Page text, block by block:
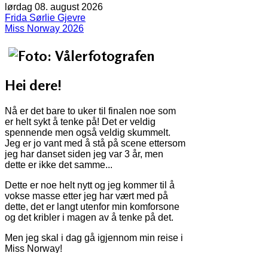
lørdag 08. august 2026
Frida Sørlie Gjevre
Miss Norway 2026
Hei dere!
Nå er det bare to uker til finalen noe som
er helt sykt å tenke på! Det er veldig
spennende men også veldig skummelt.
Jeg er jo vant med å stå på scene ettersom
jeg har danset siden jeg var 3 år, men
dette er ikke det samme...
Dette er noe helt nytt og jeg kommer til å
vokse masse etter jeg har vært med på
dette, det er langt utenfor min komforsone
og det kribler i magen av å tenke på det.
Men jeg skal i dag gå igjennom min reise i
Miss Norway!